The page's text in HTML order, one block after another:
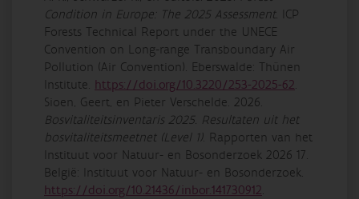
Condition in Europe: The 2025 Assessment. ICP
Forests Technical Report under the UNECE
Convention on Long-range Transboundary Air
Pollution (Air Convention). Eberswalde: Thünen
Institute. https://doi.org/10.3220/253-2025-62.
Sioen, Geert, en Pieter Verschelde. 2026.
Bosvitaliteitsinventaris 2025. Resultaten uit het
bosvitaliteitsmeetnet (Level 1). Rapporten van het
Instituut voor Natuur- en Bosonderzoek 2026 17.
Belgi ë: Instituut voor Natuur- en Bosonderzoek.
https://doi.org/10.21436/inbor.141730912.